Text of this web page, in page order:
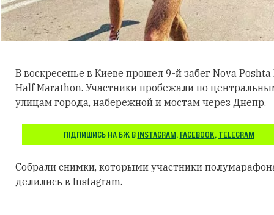
В воскресенье в Киеве прошел 9-й забег Nova
Half Marathon. Участники пробежали по
улицам города, набережной и мостам через Днепр.
ПІДПИШИСЬ НА БЖ В INSTAGRAM, FACEBOOK, TELEGRAM
Собрали снимки, которыми участники
делились в Instagram.